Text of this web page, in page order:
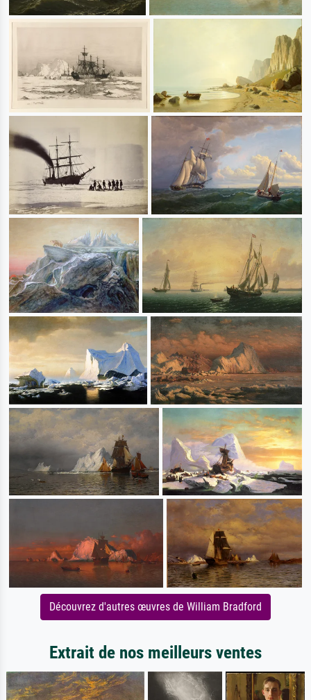
Découvrez d'autres œuvres de William Bradford
Extrait de nos meilleurs ventes